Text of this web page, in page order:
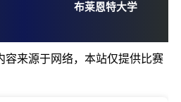
03-04-07:00
0:0
容来源于网络，本站仅提供比赛